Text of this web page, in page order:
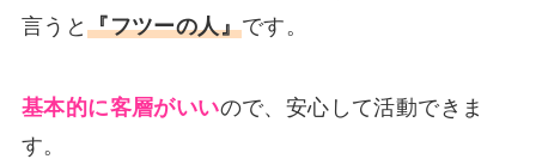
言うと『フツーの人』です。
基本的に客層がいいので、安心して活動できま
す。